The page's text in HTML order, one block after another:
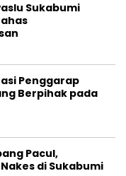
Sukabumi
Penggarap
Berpihak pada
Pacul,
Nakes di Sukabumi